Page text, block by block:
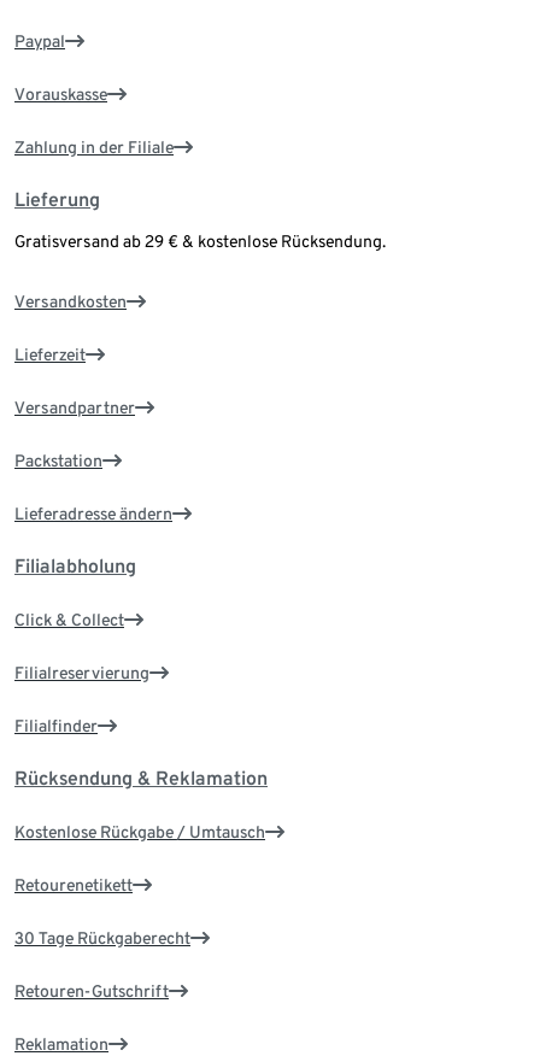
Paypal
Vorauskasse
Zahlung in der Filiale
Lieferung
Gratisversand ab 29 € & kostenlose Rücksendung.
Versandkosten
Lieferzeit
Versandpartner
Packstation
Lieferadresse ändern
Filialabholung
Click & Collect
Filialreservierung
Filialfinder
Rücksendung & Reklamation
Kostenlose Rückgabe / Umtausch
Retourenetikett
30 Tage Rückgaberecht
Retouren-Gutschrift
Reklamation